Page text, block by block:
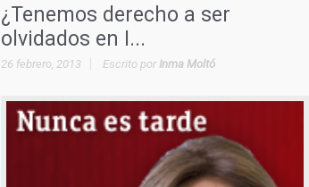
¿Tenemos derecho a ser
olvidados en I...
26 febrero, 2013 Escrito por Inma Moltó